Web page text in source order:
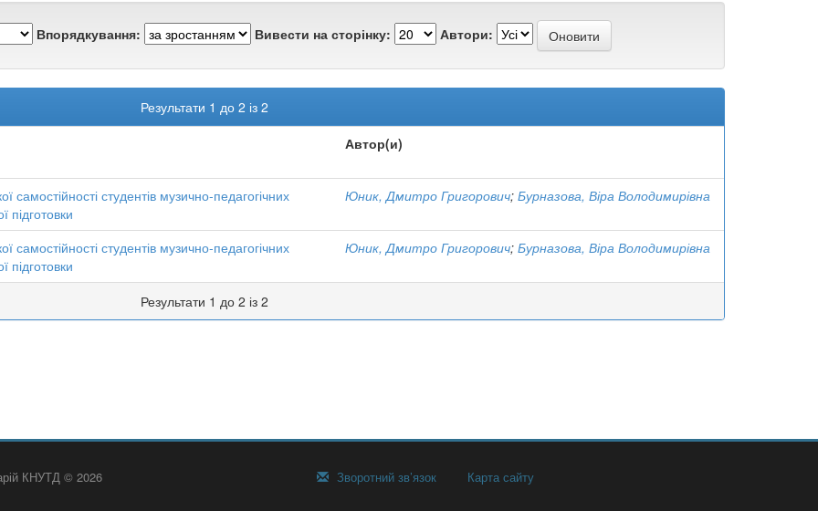
Впорядкування: Вивести на сторінку: Автори:
Результати 1 до 2 із 2
Автор(и)
самостійності студентів музично-педагогічних
підготовки
Юник, Дмитро Григорович; Бурназова, Віра Володимирівна
самостійності студентів музично-педагогічних
підготовки
Юник, Дмитро Григорович; Бурназова, Віра Володимирівна
Результати 1 до 2 із 2
КНУТД © 2026 Зворотний зв’язок Карта сайту